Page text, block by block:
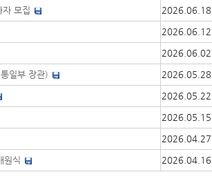
자 모집 2026.06.18
2026.06.12
2026.06.02
일부 장관) 2026.05.28
2026.05.22
2026.05.15
2026.04.27
원식 2026.04.16